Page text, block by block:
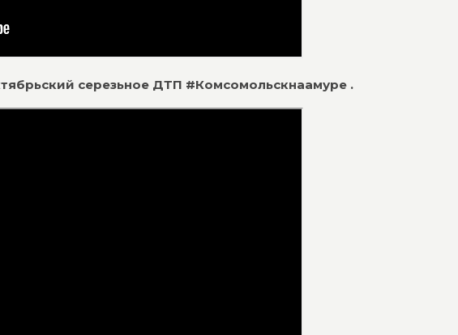
серезьное ДТП #Комсомольскнаамуре .